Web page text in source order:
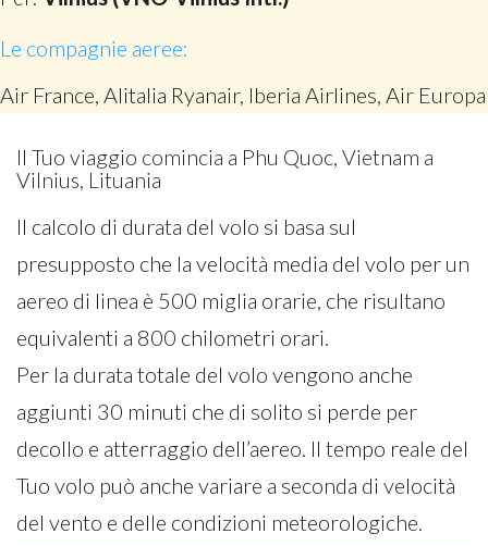
Le compagnie aeree:
Air France, Alitalia Ryanair, Iberia Airlines, Air Europa
Il Tuo viaggio comincia a Phu Quoc, Vietnam a
Vilnius, Lituania
Il calcolo di durata del volo si basa sul
presupposto che la velocità media del volo per un
aereo di linea è 500 miglia orarie, che risultano
equivalenti a 800 chilometri orari.
Per la durata totale del volo vengono anche
aggiunti 30 minuti che di solito si perde per
decollo e atterraggio dell’aereo. Il tempo reale del
Tuo volo può anche variare a seconda di velocità
del vento e delle condizioni meteorologiche.